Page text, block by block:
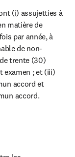
(i) assujetties à
matière de
par année, à
de non-
trente (30)
examen ; et (iii)
accord et
accord.